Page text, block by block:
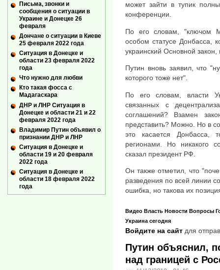
может зайти в тупик
конференции.
По его словам, "ключом
особом статусе Донбасса,
украинский Основной закон,
Путин вновь заявил, что
которого тоже нет".
По его словам, власти
связанных с
соглашений? Взамен
представить? Можно. Но в
это касается Донбасса,
регионами. Но никакого
сказал президент РФ.
Он также отметил, что
разведения по всей линии
ошибка, но такова их
Видео Власть Новости Вопросы
Украина сегодня
Войдите на сайт для
Путин объяснил,
над границей с
Письма, звонки и
сообщения о ситуации в
Украине и Донецке 26
февраля
Дончане о ситуации в Киеве
25 февраля 2022 года
Ситуация в Донецке и
области 23 февраля 2022
года
Что нужно для любви
Кто такая фосса с
Мадагаскара
ДНР и ЛНР Ситуация в
Донецке и области 21 и 22
февраля 2022 года
Владимир Путин объявил о
признании ДНР и ЛНР
Ситуация в Донецке и
области 19 и 20 февраля
2022 года
Ситуация в Донецке и
области 18 февраля 2022
года